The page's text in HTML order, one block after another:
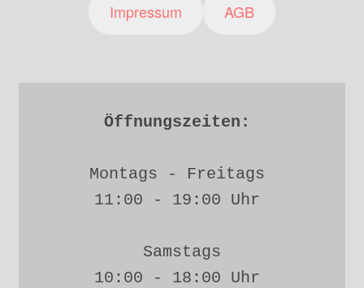
Impressum AGB
Öffnungszeiten:
Montags - Freitags
11:00 - 19:00 Uhr
Samstags
10:00 - 18:00 Uhr